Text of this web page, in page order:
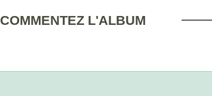
COMMENTEZ L'ALBUM